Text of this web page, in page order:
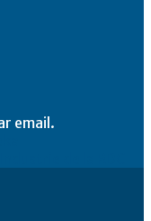
email.